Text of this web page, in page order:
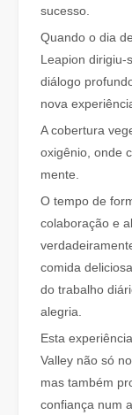
O que é corte a
O corte a laser
sucesso.
Quando o dia
Leapion dirigiu-
diálogo
nova
A cobertura
oxigênio, onde
mente.
O tempo de
colaboração e
comida
do trabalho
alegria.
Esta
Valley não só
mas também
confiança num